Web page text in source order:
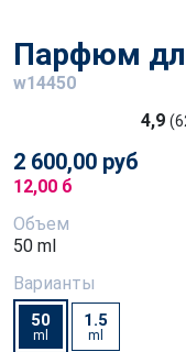
Парфюм
w14450
4,9
2 600,00 руб
12,00 б
Объем
50 ml
Варианты
50
ml
1.5
ml